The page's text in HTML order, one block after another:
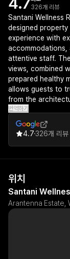
326개 리뷰
Santani Wellness
designed
experience with
accommodations,
attentive staff.
views, combined
prepared healthy
allows guests to
from the
and customized
being that
번역하기
4.7326개 리뷰
위치
Santani
Arantenna Estate,